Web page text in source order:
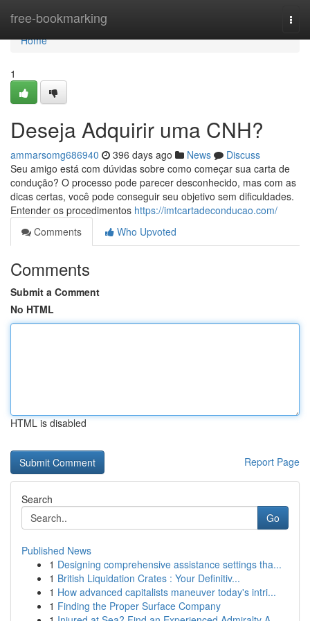
free-bookmarking
Home
Home
1
Deseja Adquirir uma CNH?
ammarsomg686940 396 days ago News
Discuss
Seu amigo está com dúvidas sobre como começar sua carta de
condução? O processo pode parecer desconhecido, mas com as
dicas certas, você pode conseguir seu objetivo sem dificuldades.
Entender os procedimentos https://imtcartadeconducao.com/
Comments
Who Upvoted
Comments
Submit a Comment
No HTML
HTML is disabled
Report Page
Search
Go
Published News
1 Designing comprehensive assistance settings tha...
1 British Liquidation Crates : Your Definitiv...
1 How advanced capitalists maneuver today's intri...
1 Finding the Proper Surface Company